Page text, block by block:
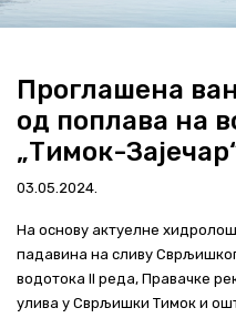
ВИС
Програми и
Контакт
+381 11 311 94 00
Проглашена
од поплава на
„Тимок-
03.05.2024.
На основу актуелне
падавина на сливу
водотока II реда, Правачке
улива у Сврљишки Тимок и